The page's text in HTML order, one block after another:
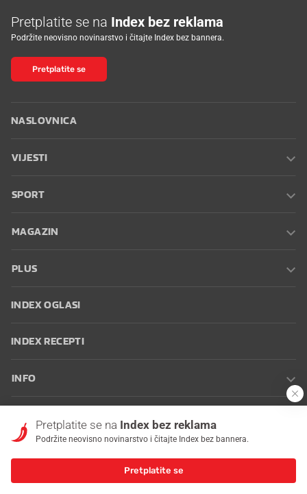
Pretplatite se na Index bez reklama
Podržite neovisno novinarstvo i čitajte Index bez bannera.
Pretplatite se
NASLOVNICA
VIJESTI
SPORT
MAGAZIN
PLUS
INDEX OGLASI
INDEX RECEPTI
INFO
korištenja
Postavke kolačića
© 2026 Index
Pretplatite se na Index bez reklama
Podržite neovisno novinarstvo i čitajte Index bez bannera.
Pretplatite se